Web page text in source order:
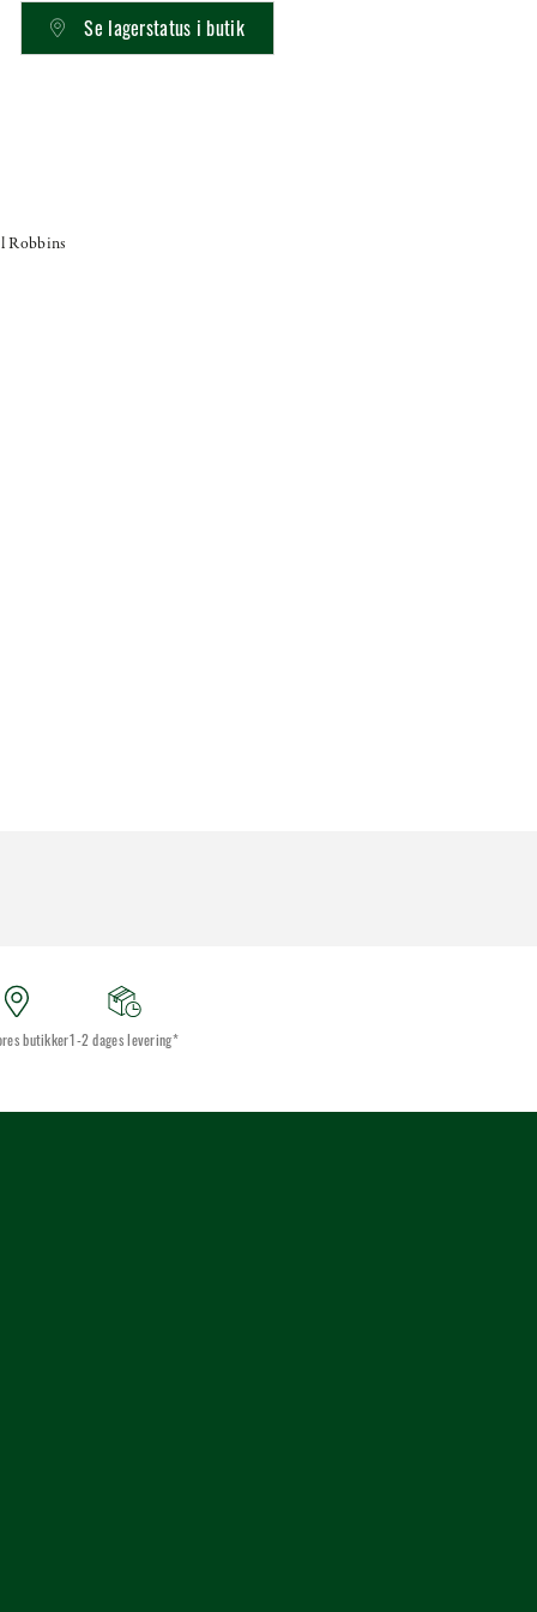
Se lagerstatus i butik
Robbins
butikker1-2 dages levering*